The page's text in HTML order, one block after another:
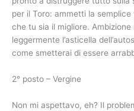
per il Toro: ammetti la
che tu sia il migliore.
leggermente l’asticella
come smetterai di essere
2° posto – Vergine
Non mi aspettavo, eh? Il